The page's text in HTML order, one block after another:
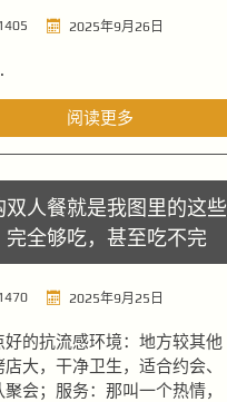
2025年9月26日
阅读更多
双人餐就是我图里的这些
完全够吃，甚至吃不完
2025年9月25日
好的抗流感环境：地方较其他
店大，干净卫生，适合约会、
聚会；服务：那叫一个热情，